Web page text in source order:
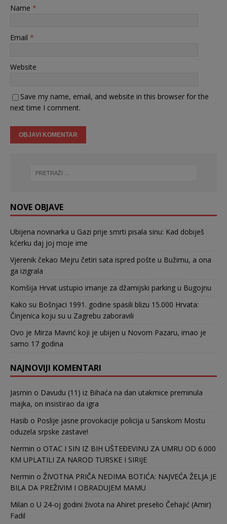
Name *
Email *
Website
Save my name, email, and website in this browser for the
next time I comment.
NOVE OBJAVE
Ubijena novinarka u Gazi prije smrti pisala sinu: Kad dobiješ
kćerku daj joj moje ime
Vjerenik čekao Mejru četiri sata ispred pošte u Bužimu, a ona
ga izigrala
Komšija Hrvat ustupio imanje za džamijski parking u Bugojnu
Kako su Bošnjaci 1991. godine spasili blizu 15.000 Hrvata:
Činjenica koju su u Zagrebu zaboravili
Ovo je Mirza Mavrić koji je ubijen u Novom Pazaru, imao je
samo 17 godina
NAJNOVIJI KOMENTARI
Jasmin o Davudu (11) iz Bihaća na dan utakmice preminula
majka, on insistirao da igra
Hasib o Poslije jasne provokacije policija u Sanskom Mostu
oduzela srpske zastave!
Nermin o OTAC I SIN IZ BIH UŠTEĐEVINU ZA UMRU OD 6.000
KM UPLATILI ZA NAROD TURSKE I SIRIJE
Nermin o ŽIVOTNA PRIČA NEDIMA BOTIĆA: NAJVEĆA ŽELJA JE
BILA DA PREŽIVIM I OBRADUJEM MAMU
Milan o U 24-oj godini života na Ahiret preselio Čehajić (Amir)
Fadil